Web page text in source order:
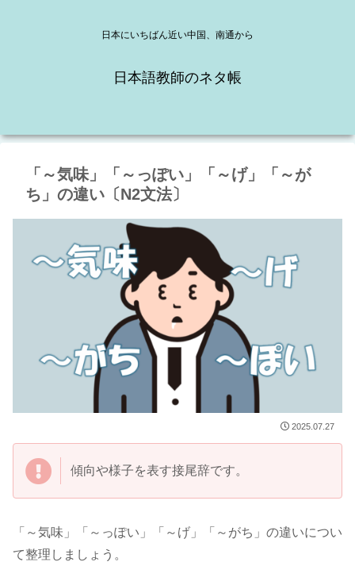
日本にいちばん近い中国、南通から
日本語教師のネタ帳
「～気味」「～っぽい」「～げ」「～が
ち」の違い〔N2文法〕
2025.07.27
傾向や様子を表す接尾辞です。
「～気味」「～っぽい」「～げ」「～がち」の違いについ
て整理しましょう。